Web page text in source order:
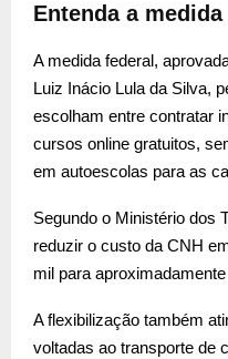
Entenda a medida
A medida federal,
Luiz Inácio Lula da Silva,
escolham entre contratar
cursos online gratuitos,
em autoescolas para as
Segundo o Ministério dos
reduzir o custo da CNH
mil para
A flexibilização também
voltadas ao transporte de